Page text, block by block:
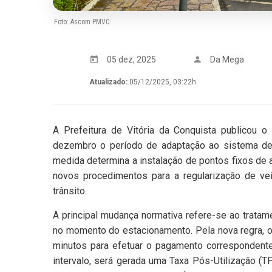
Foto: Ascom PMVC
05 dez, 2025 Da Mega
Atualizado: 05/12/2025, 03:22h
A Prefeitura de Vitória da Conquista publicou
dezembro o período de adaptação ao sistema
medida determina a instalação de pontos fixos
novos procedimentos para a regularização de
trânsito.
A principal mudança normativa refere-se ao
no momento do estacionamento. Pela nova
minutos para efetuar o pagamento
intervalo, será gerada uma Taxa Pós-Utilização